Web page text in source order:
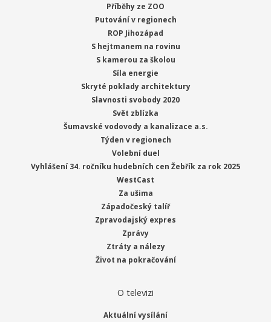
Příběhy ze ZOO
Putování v regionech
ROP Jihozápad
S hejtmanem na rovinu
S kamerou za školou
Síla energie
Skryté poklady architektury
Slavnosti svobody 2020
Svět zblízka
Šumavské vodovody a kanalizace a.s.
Týden v regionech
Volební duel
Vyhlášení 34. ročníku hudebních cen Žebřík za rok 2025
WestCast
Za ušima
Západočeský talíř
Zpravodajský expres
Zprávy
Ztráty a nálezy
Život na pokračování
O televizi
Aktuální vysílání